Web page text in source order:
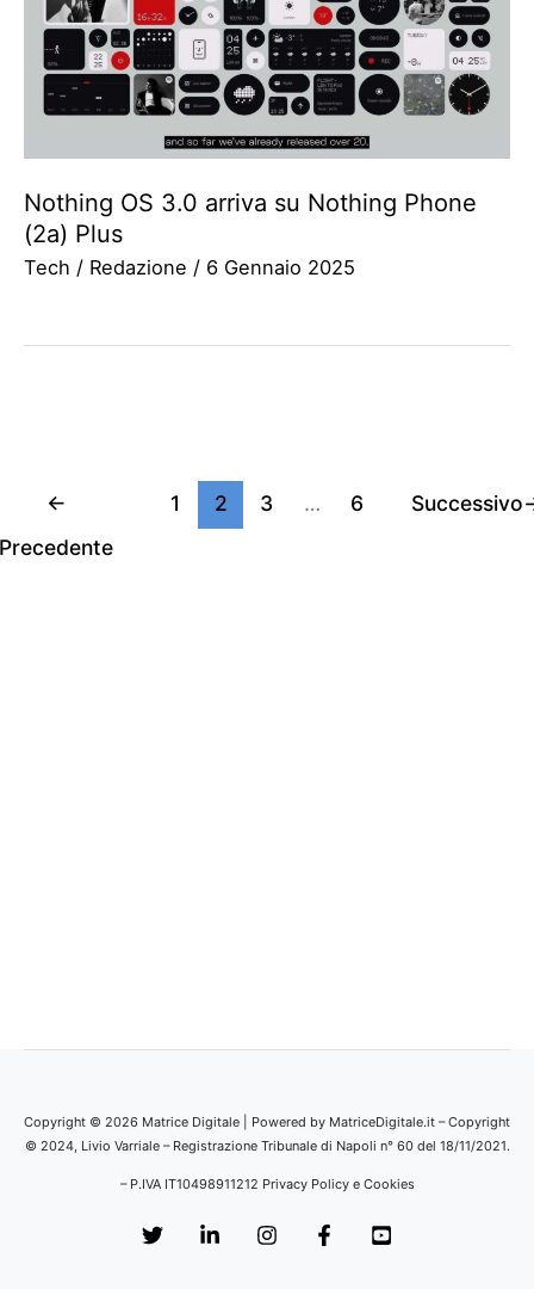
Nothing OS 3.0 arriva su Nothing Phone
(2a) Plus
Tech / Redazione / 6 Gennaio 2025
←
Precedente
1 2 3 … 6 Successivo
Copyright © 2026 Matrice Digitale | Powered by MatriceDigitale.it – Copyright
© 2024, Livio Varriale – Registrazione Tribunale di Napoli n° 60 del 18/11/2021.
– P.IVA IT10498911212 Privacy Policy e Cookies